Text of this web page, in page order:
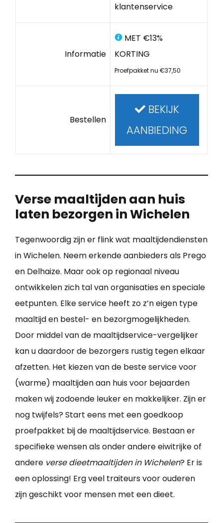
klantenservice
Informatie
MET €13%
KORTING
Proefpakket nu €37,50
Bestellen
BEKIJK
AANBIEDING
Verse maaltijden aan huis
laten bezorgen in Wichelen
Tegenwoordig zijn er flink wat maaltijdendiensten
in Wichelen. Neem erkende aanbieders als Prego
en Delhaize. Maar ook op regionaal niveau
ontwikkelen zich tal van organisaties en speciale
eetpunten. Elke service heeft zo z’n eigen type
maaltijd en bestel- en bezorgmogelijkheden.
Door middel van de maaltijdservice-vergelijker
kan u daardoor de bezorgers rustig tegen elkaar
afzetten. Het kiezen van de beste service voor
(warme) maaltijden aan huis voor bejaarden
maken wij zodoende leuker en makkelijker. Zijn er
nog twijfels? Start eens met een goedkoop
proefpakket bij de maaltijdservice. Bestaan er
specifieke wensen als onder andere eiwitrijke of
andere verse dieetmaaltijden in Wichelen? Er is
een oplossing! Erg veel traiteurs voor ouderen
zijn geschikt voor mensen met een dieet.